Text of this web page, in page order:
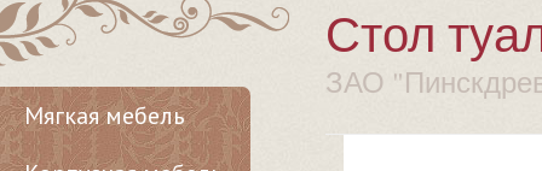
Стол
ЗАО
Мягкая мебель